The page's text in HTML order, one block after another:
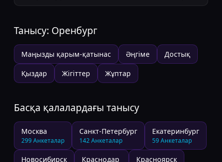
Танысу: Оренбург
Маңызды қарым-қатынас Әңгіме Достық
Қыздар Жігіттер Жұптар
Басқа қалалардағы танысу
Москва
299Анкеталар
Санкт-Петербург
142Анкеталар
Екатеринбург
59Анкеталар
Новосибирск Краснодар Красноярск